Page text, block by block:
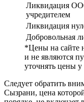
Ликвидация
учредителем
Ликвидация
Добровольная
*Цены на сайте
и не являются
уточнять цены
Следует обратить
Сызрани, цена